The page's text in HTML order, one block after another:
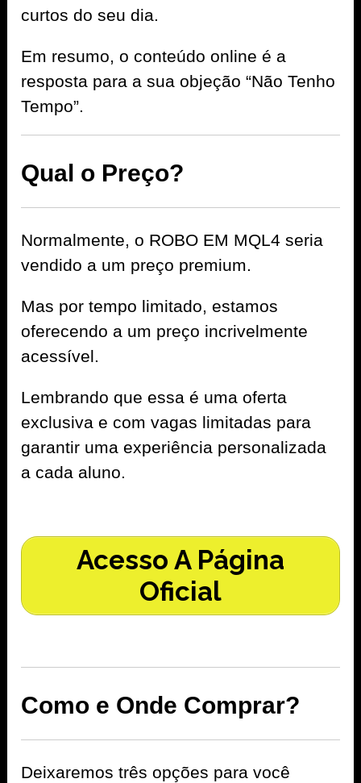
curtos do seu dia.
Em resumo, o conteúdo online é a
resposta para a sua objeção “Não Tenho
Tempo”.
Qual o Preço?
Normalmente, o ROBO EM MQL4 seria
vendido a um preço premium.
Mas por tempo limitado, estamos
oferecendo a um preço incrivelmente
acessível.
Lembrando que essa é uma oferta
exclusiva e com vagas limitadas para
garantir uma experiência personalizada
a cada aluno.
Acesso A Página
Oficial
Como e Onde Comprar?
Deixaremos três opções para você